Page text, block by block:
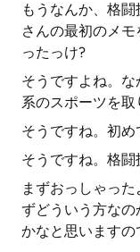
もうなんか、格
さんの最初のメ
ったっけ?
そうですよね。
系のスポーツを取
そうですね。初め
そうですね。格闘
まずおっしゃっ
ずどういう方な
かなと思いますの